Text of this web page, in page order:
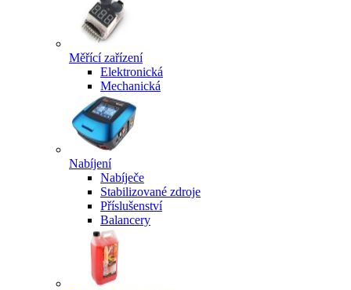
Měřící zařízení
Elektronická
Mechanická
Nabíjení
Nabíječe
Stabilizované zdroje
Příslušenství
Balancery